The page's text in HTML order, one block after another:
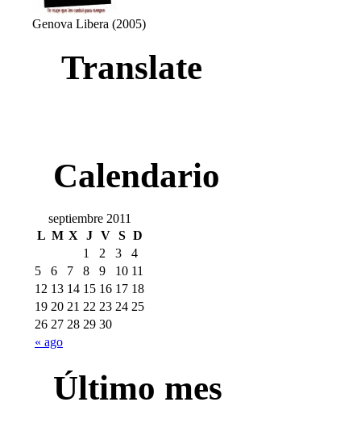
Genova Libera (2005)
Translate
Calendario
septiembre 2011
L M X J V S D
« ago
1 2 3
4
5
6 7 8 9 10 11
12 13 14 15 16 17 18
19 20 21 22 23 24 25
26 27 28 29 30
Último mes